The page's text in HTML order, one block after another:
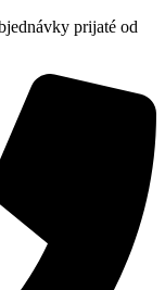
prijaté od